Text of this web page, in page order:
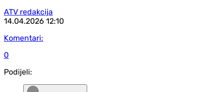
ATV redakcija
14.04.2026 12:10
Komentari:
0
Podijeli: